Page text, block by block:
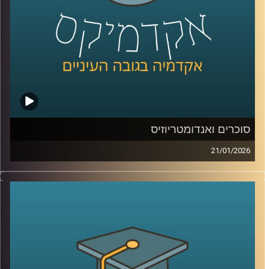
קרדיט תמונות:
AudioVersity
סוכרים ואנדומטריוזיס
21/01/2026
כשאנחנו חושבים על מחלות קשות כמו סרטן, אנחנו בדרך
כלל מדמיינים מוטציות, גנים ואולי גם כימותרפיה. אבל יש
שמצליח להתחמק. זו שכבת הסוכרים, שרשראות זעירות
שעוטפות את התאים שלנו, כמו סוג של “תעודת זהות”
ביולוגית. כשהתעודה הזו משתנה, זה יכול להופיע בסרטן, אבל